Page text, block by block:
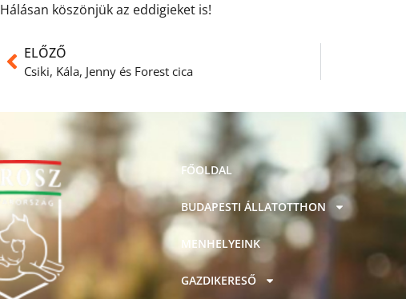
Hálásan köszönjük az eddigieket is!
ELŐZŐ
Csiki, Kála, Jenny és Forest cica
FŐOLDAL
BUDAPESTI ÁLLATOTTHON
MENHELYEINK
GAZDIKERESŐ